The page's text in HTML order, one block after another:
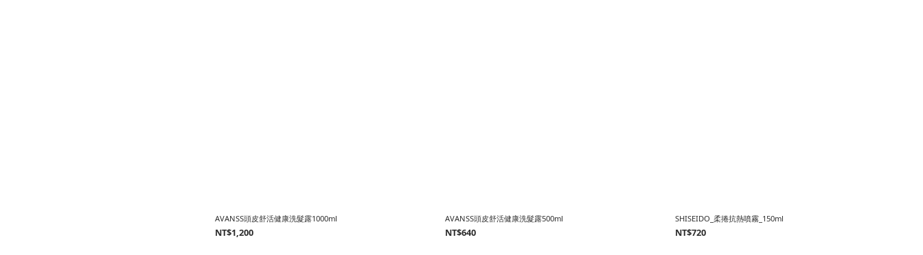
AVANSS頭皮舒活健康洗髮露1000ml
NT$1,200
AVANSS頭皮舒活健康洗髮露500ml
NT$640
SHISEIDO_柔捲抗熱噴霧_150ml
NT$720